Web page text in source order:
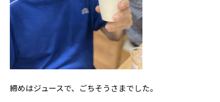
締めはジュースで、ごちそうさまでした。